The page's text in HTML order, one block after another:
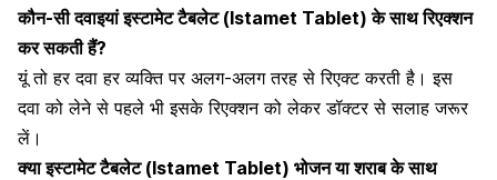
कौन-सी दवाइयां इस्टामेट टैबलेट (Istamet Tablet) के साथ रिएक्शन
कर सकती हैं?
यूं तो हरदवा हर व्यक्ति पर अलग-अलग तरह से रिएक्टकरती है। इस
दवा को लेने से पहले भी इसके रिएक्शन को लेकर डॉक्टर से सलाह जरूर
लें।
क्या इस्टामेट टैबलेट (Istamet Tablet) भोजन या शराब के साथ